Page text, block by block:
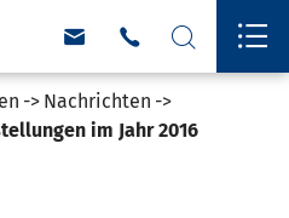
   
Nachrichten
im Jahr 2016